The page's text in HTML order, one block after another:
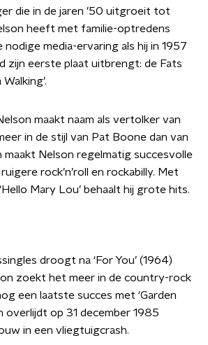
die in de jaren ’50 uitgroeit tot
heeft met familie-optredens
nodige media-ervaring als hij in 1957
zijn eerste plaat uitbrengt: de Fats
maakt naam als vertolker van
in de stijl van Pat Boone dan van
maakt Nelson regelmatig succesvolle
rock’n’roll en rockabilly. Met
Mary Lou’ behaalt hij grote hits.
droogt na ‘For You’ (1964)
zoekt het meer in de country-rock
een laatste succes met ‘Garden
overlijdt op 31 december 1985
in een vliegtuigcrash.